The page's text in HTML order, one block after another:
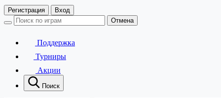
Регистрация
Вход
Отмена
Поддержка
Турниры
Акции
Поиск